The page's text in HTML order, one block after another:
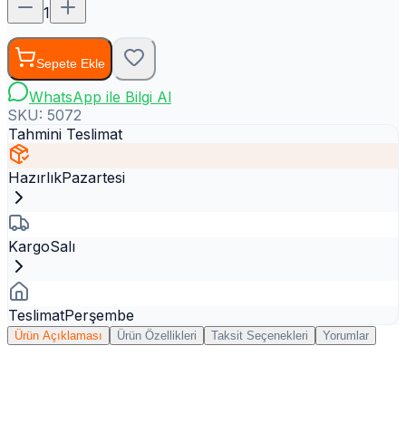
1
Sepete Ekle
WhatsApp ile Bilgi Al
SKU: 5072
Tahmini Teslimat
HazırlıkPazartesi
KargoSalı
TeslimatPerşembe
Ürün Açıklaması Ürün Özellikleri Taksit Seçenekleri Yorumlar